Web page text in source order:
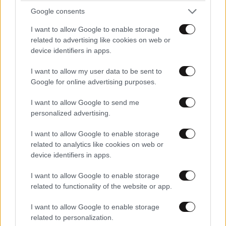
Google consents
I want to allow Google to enable storage
related to advertising like cookies on web or
device identifiers in apps.
I want to allow my user data to be sent to
Google for online advertising purposes.
I want to allow Google to send me
personalized advertising.
I want to allow Google to enable storage
related to analytics like cookies on web or
device identifiers in apps.
I want to allow Google to enable storage
related to functionality of the website or app.
I want to allow Google to enable storage
related to personalization.
τζαμπατζή iphone 4 ; Ντροπή!
Απαντήστε
eltassos 04·01·2013 18:02
σιγα βρε πως κανετε ετσι...και εγω ειχα χαρισει ενα
τρατζιστωρ στη βανα μπαρμπα και το χρεωσα στην
ξεπληρωσα με λιγες ωρες υπερωρια, αλλα το
ευχαριστηθηκα
megaloagroths 04·01·2013 16:29